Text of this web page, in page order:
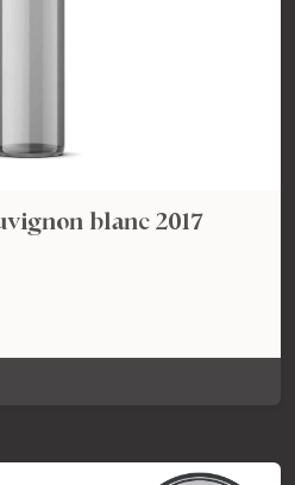
blanc 2017